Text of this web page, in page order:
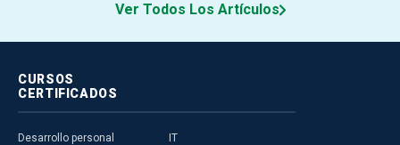
Ver Todos Los Artículos
CURSOS
CERTIFICADOS
Desarrollo personal IT